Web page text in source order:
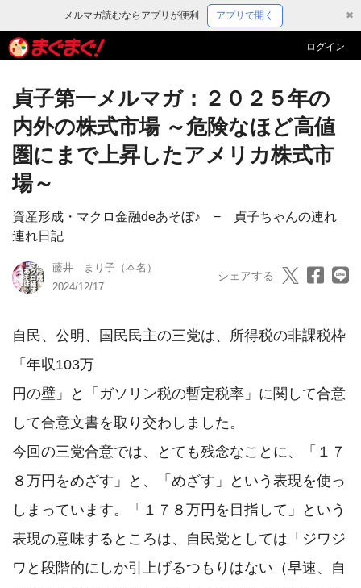
メルマガ読むならアプリが便利 アプリで開く ✖
ログイン
貞子第一メルマガ：２０２５年の
内外の株式市場 ～危険なほど高値
圏にまで上昇したアメリカ株式市
場～
資産形成・マクロ金融deあそぼ♪ − 貞子ちゃんの連れ
連れ日記
藤井 まり子（本名）
2024/12/17
シェアする
自民、公明、国民民主の三党は、所得税の非課税枠
「年収103万
円の壁」と「ガソリン税の暫定税率」に関して合意
して合意文書を取り交わしました。
今回の三党合意では、とても残念なことに、「１７
８万円をめざす」と、「めざす」という表現を使っ
しまっています。「１７８万円を目指して」という
表現の意味するところは、自民党としては「ジワジ
ワと段階的にしか引上げるつもりはない（早速、自